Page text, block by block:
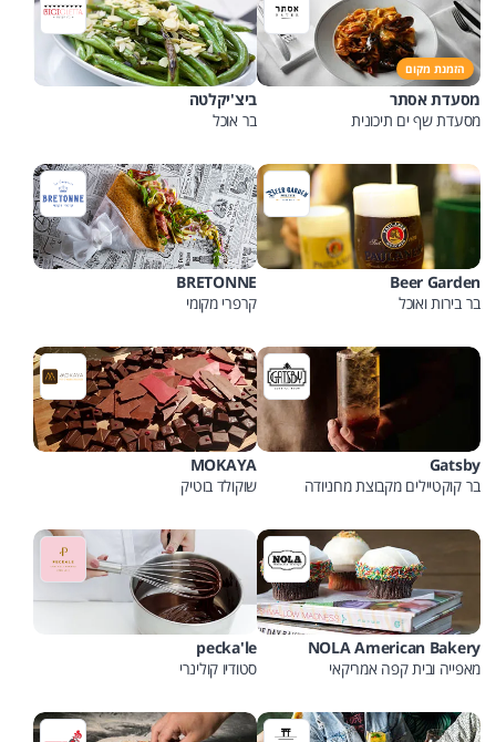
הזמנת מקום
מסעדת אסתר
מסעדת שף ים תיכונית
ביצ'יקלטה
בר אוכל
Beer Garden
בר בירות ואוכל
BRETONNE
קרפרי מקומי
Gatsby
בר קוקטיילים מקבוצת מחניודה
MOKAYA
שוקולד בוטיק
NOLA American Bakery
מאפייה ובית קפה אמריקאי
pecka'le
סטודיו קולינרי